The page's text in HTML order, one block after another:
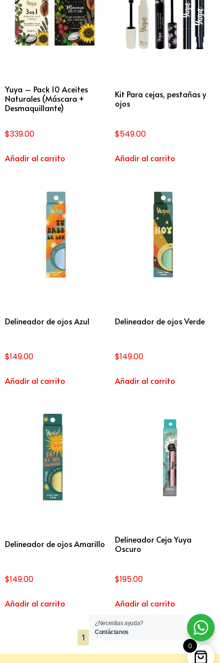
Yuya – Pack 10 Aceites
Naturales (Máscara +
Desmaquillante)
$339.00
Añadir al carrito
Kit Para cejas, pestañas y
ojos
$549.00
Añadir al carrito
Delineador de ojos Azul
$149.00
Añadir al carrito
Delineador de ojos Verde
$149.00
Añadir al carrito
Delineador de ojos Amarillo
$149.00
Añadir al carrito
Delineador Ceja Yuya
Oscuro
$195.00
Añadir al carrito
1 2 3 4
¿Necesitas ayuda?
Contáctanos
0